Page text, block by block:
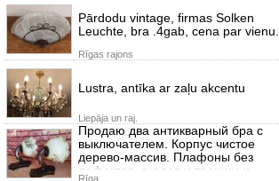
Pārdodu vintage, firmas Solken
Leuchte, bra .4gab, cena par vienu.
Rīgas rajons
Lustra, antīka ar zaļu akcentu
Liepāja un raj.
Продаю два антикварный бра с
выключателем. Корпус чистое
дерево-массив. Плафоны без
дефектов, сколов и трещин и
Rīga